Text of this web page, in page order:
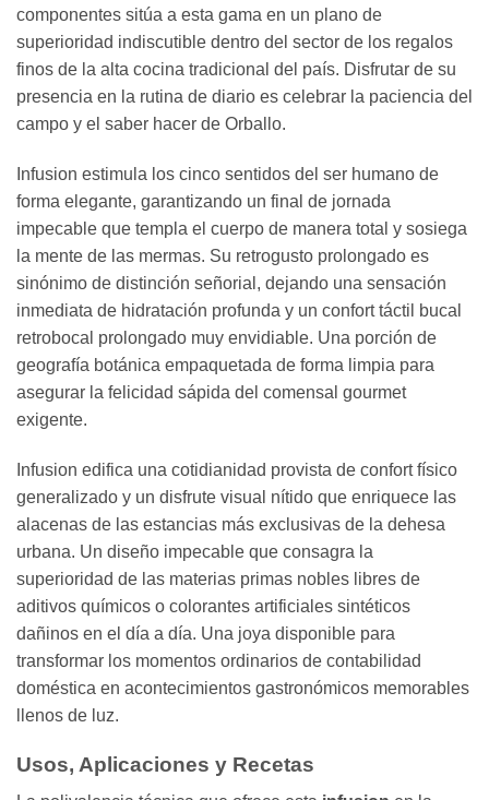
componentes sitúa a esta gama en un plano de
superioridad indiscutible dentro del sector de los regalos
finos de la alta cocina tradicional del país. Disfrutar de su
presencia en la rutina de diario es celebrar la paciencia del
campo y el saber hacer de Orballo.
Infusion estimula los cinco sentidos del ser humano de
forma elegante, garantizando un final de jornada
impecable que templa el cuerpo de manera total y sosiega
la mente de las mermas. Su retrogusto prolongado es
sinónimo de distinción señorial, dejando una sensación
inmediata de hidratación profunda y un confort táctil bucal
retrobocal prolongado muy envidiable. Una porción de
geografía botánica empaquetada de forma limpia para
asegurar la felicidad sápida del comensal gourmet
exigente.
Infusion edifica una cotidianidad provista de confort físico
generalizado y un disfrute visual nítido que enriquece las
alacenas de las estancias más exclusivas de la dehesa
urbana. Un diseño impecable que consagra la
superioridad de las materias primas nobles libres de
aditivos químicos o colorantes artificiales sintéticos
dañinos en el día a día. Una joya disponible para
transformar los momentos ordinarios de contabilidad
doméstica en acontecimientos gastronómicos memorables
llenos de luz.
Usos, Aplicaciones y Recetas